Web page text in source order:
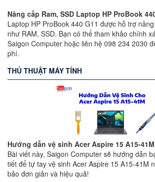
Nâng cấp Ram, SSD Laptop HP ProBook
Laptop HP ProBook 440 G11 được hỗ trợ
như RAM, SSD. Bạn có thể tham khảo chính
Saigon Computer hoặc liên hệ 098 234 2030
phí.
THỦ THUẬT MÁY TÍNH
Hướng dẫn vệ sinh Acer Aspire 15 A15-41M
Bài viết này, Saigon Computer sẽ hướng dẫn
tiết để tự tay vệ sinh Acer Aspire 15 A15-41M
bảo đơn giản và hiệu quả!